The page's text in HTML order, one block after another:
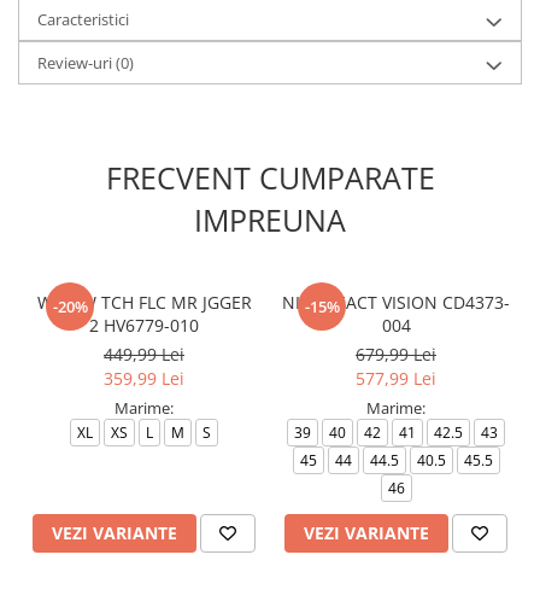
Caracteristici
Review-uri(0)
FRECVENT CUMPARATE
IMPREUNA
-20%
W NSW TCH FLC MR JGGER
2 HV6779-010
449,99 Lei
359,99 Lei
Marime:
XL XS L M S
VEZI VARIANTE
-15%
NIKE REACT VISION CD4373-
004
679,99 Lei
577,99 Lei
Marime:
39 40 42 41 42.5
43
45
44 44.5 40.5
45.5
46
VEZI VARIANTE